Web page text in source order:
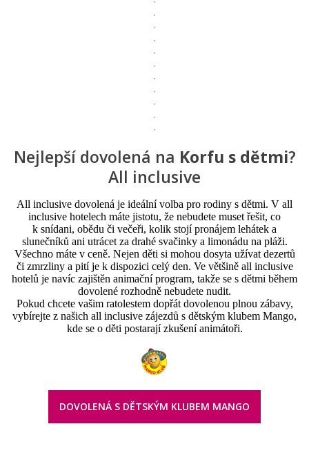
Nejlepší dovolená na Korfu s dětmi?
All inclusive
All inclusive dovolená je ideální volba pro rodiny s dětmi. V all
inclusive hotelech máte jistotu, že nebudete muset řešit, co
k snídani, obědu či večeři, kolik stojí pronájem lehátek a
slunečníků ani utrácet za drahé svačinky a limonádu na pláži.
Všechno máte v ceně. Nejen děti si mohou dosyta užívat dezertů
či zmrzliny a pití je k dispozici celý den. Ve většině all inclusive
hotelů je navíc zajištěn animační program, takže se s dětmi během
dovolené rozhodně nebudete nudit.
Pokud chcete vašim ratolestem dopřát dovolenou plnou zábavy,
vybírejte z našich all inclusive zájezdů s dětským klubem Mango,
kde se o děti postarají zkušení animátoři.
DOVOLENÁ S DĚTSKÝM KLUBEM MANGO